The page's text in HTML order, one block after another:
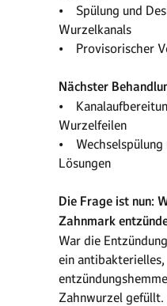
• Spülung und
Wurzelkanals
• Provisorischer
Nächster
•
Wurzelfeilen
• Wechselspülung
Lösungen
Die Frage ist nun:
Zahnmark
War die
ein antibakterielles,
Zahnwurzel